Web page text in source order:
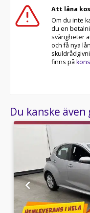
Se hur vi genomför
Telefontider:
Besökstider i butik:
farthållare,Lane
Assist,ACC/
Att låna
Om du inte
du en
svårigheter
och få nya
finns på
Du kanske